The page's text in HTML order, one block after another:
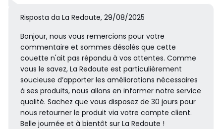
Risposta da La Redoute, 29/08/2025
Bonjour, nous vous remercions pour votre
commentaire et sommes désolés que cette
couette n'ait pas répondu à vos attentes. Comme
vous le savez, La Redoute est particulièrement
soucieuse d’apporter les améliorations nécessaires
à ses produits, nous allons en informer notre service
qualité. Sachez que vous disposez de 30 jours pour
nous retourner le produit via votre compte client.
Belle journée et à bientôt sur La Redoute !